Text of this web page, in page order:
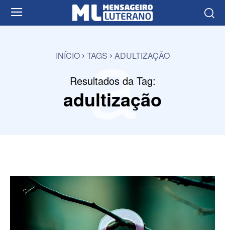
INÍCIO TAGS ADULTIZAÇÃO
Resultados da Tag:
adultização
a